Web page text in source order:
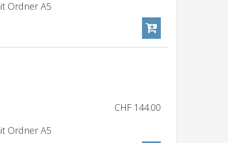
Ordner A5
CHF 144.00
Ordner A5